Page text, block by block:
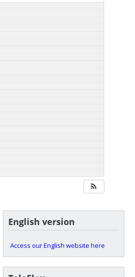
English version
Access our English website here